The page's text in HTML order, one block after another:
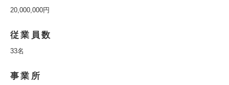
20,000,000円
従業員数
33名
事業所